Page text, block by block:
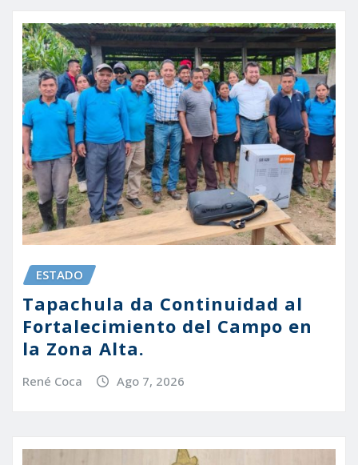
ESTADO
Tapachula da Continuidad al
Fortalecimiento del Campo en
la Zona Alta.
René Coca Ago 7, 2026